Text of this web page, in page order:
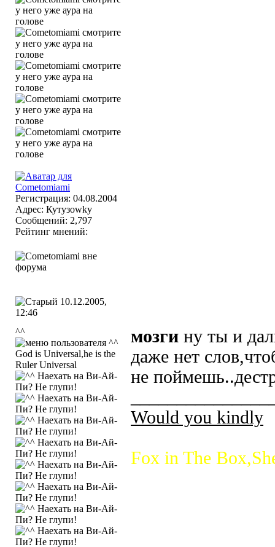
Регистрация: 04.08.2004
Адрес: Кутузоwky
Сообщений: 2,797
Рейтинг мнений:
10.12.2005,
12:46
^^
God is Universal,he is the
Ruler Universal
мозги ну ты и
даже нет
не
Would you kindly
Fox in The